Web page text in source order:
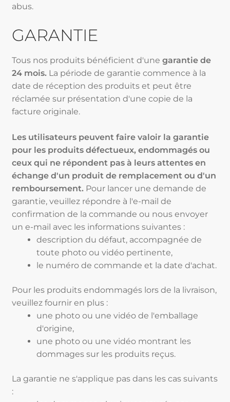
abus.
GARANTIE
Tous nos produits bénéficient d'une garantie de
24 mois.La période de garantie commence à la
date de réception des produits et peut être
réclamée sur présentation d'une copie de la
facture originale.
Les utilisateurs peuvent faire valoir la garantie
pour les produits défectueux, endommagés ou
ceux qui ne répondent pas à leurs attentes en
échange d'un produit de remplacement ou d'un
remboursement.Pour lancer une demande de
garantie, veuillez répondre à l'e-mail de
confirmation de la commande ou nous envoyer
un e-mail avec les informations suivantes :
description du défaut, accompagnée de
toute photo ou vidéo pertinente,
le numéro de commande et la date d'achat.
Pour les produits endommagés lors de la livraison,
veuillez fournir en plus :
une photo ou une vidéo de l'emballage
d'origine,
une photo ou une vidéo montrant les
dommages sur les produits reçus.
La garantie ne s'applique pas dans les cas suivants
: